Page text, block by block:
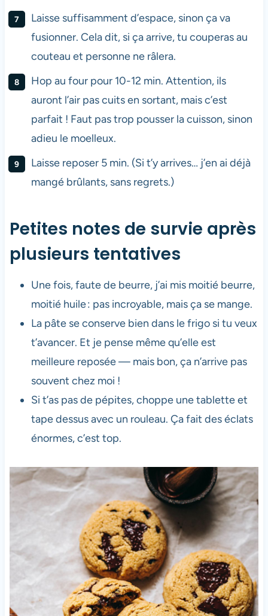
Laisse suffisamment d’espace, sinon ça va
fusionner. Cela dit, si ça arrive, tu couperas au
couteau et personne ne râlera.
Hop au four pour 10-12 min. Attention, ils
auront l’air pas cuits en sortant, mais c’est
parfait ! Faut pas trop pousser la cuisson, sinon
adieu le moelleux.
Laisse reposer 5 min. (Si t’y arrives… j’en ai déjà
mangé brûlants, sans regrets.)
Petites notes de survie après
plusieurs tentatives
Une fois, faute de beurre, j’ai mis moitié beurre,
moitié huile : pas incroyable, mais ça se mange.
La pâte se conserve bien dans le frigo si tu veux
t’avancer. Et je pense même qu’elle est
meilleure reposée — mais bon, ça n’arrive pas
souvent chez moi !
Si t’as pas de pépites, choppe une tablette et
tape dessus avec un rouleau. Ça fait des éclats
énormes, c’est top.